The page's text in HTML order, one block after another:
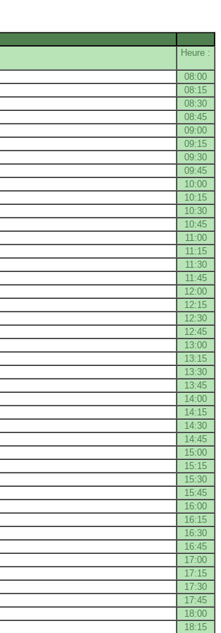
Heure :
08:00
08:15
08:30
08:45
09:00
09:15
09:30
09:45
10:00
10:15
10:30
10:45
11:00
11:15
11:30
11:45
12:00
12:15
12:30
12:45
13:00
13:15
13:30
13:45
14:00
14:15
14:30
14:45
15:00
15:15
15:30
15:45
16:00
16:15
16:30
16:45
17:00
17:15
17:30
17:45
18:00
18:15